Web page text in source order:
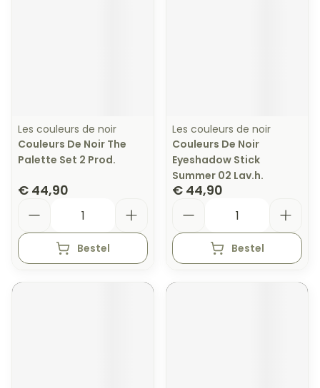
Les couleurs de noir
Couleurs De Noir The
Palette Set 2 Prod.
€ 44,90
Bestel
Les couleurs de noir
Couleurs De Noir
Eyeshadow Stick
Summer 02 Lav.h.
€ 44,90
Bestel